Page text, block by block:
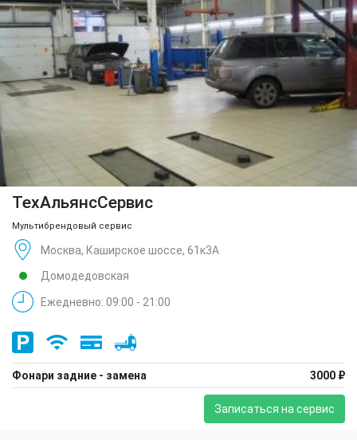
ТехАльянсСервис
Мультибрендовый сервис
Москва, Каширское шоссе, 61к3А
Домодедовская
Ежедневно: 09:00 - 21:00
Фонари задние - замена 3000 ₽
Записаться на сервис